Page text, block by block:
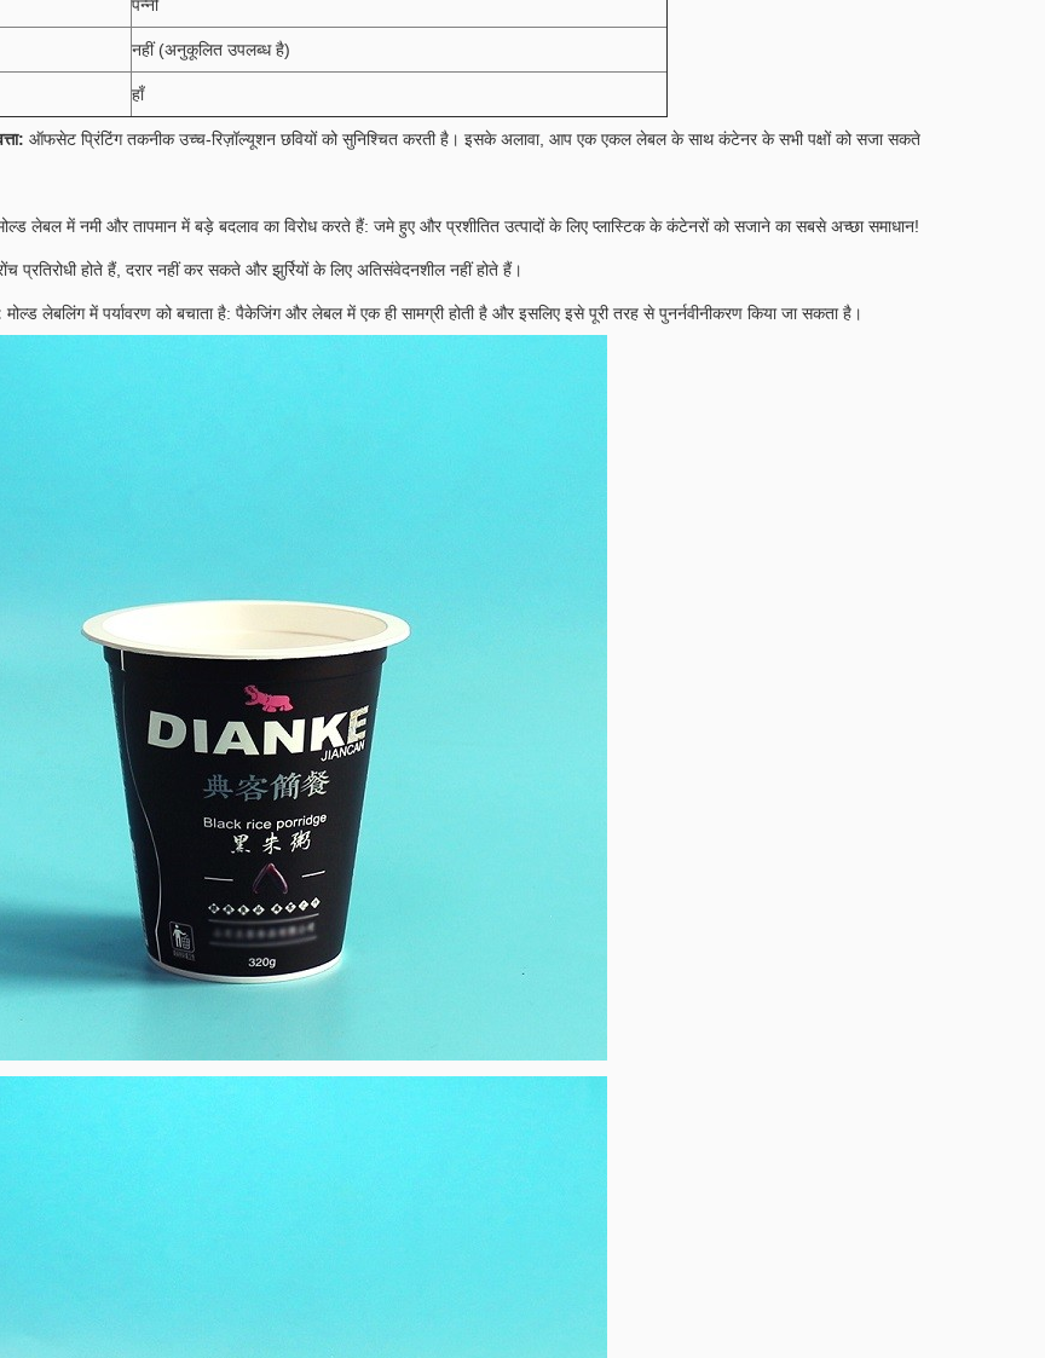
पन्नी
नहीं (अनुकूलित उपलब्ध है)
हाँ
ऑफसेट प्रिंटिंग तकनीक उच्च-रिज़ॉल्यूशन छवियों को सुनिश्चित करती है। इसके अलावा, आप एक एकल लेबल के साथ कंटेनर के सभी पक्षों को सजा सकते
लेबल में नमी और तापमान में बड़े बदलाव का विरोध करते हैं: जमे हुए और प्रशीतित उत्पादों के लिए प्लास्टिक के कंटेनरों को सजाने का सबसे अच्छा समाधान!
प्रतिरोधी होते हैं, दरार नहीं कर सकते और झुर्रियों के लिए अतिसंवेदनशील नहीं होते हैं।
मोल्ड लेबलिंग में पर्यावरण को बचाता है: पैकेजिंग और लेबल में एक ही सामग्री होती है और इसलिए इसे पूरी तरह से पुनर्नवीनीकरण किया जा सकता है।